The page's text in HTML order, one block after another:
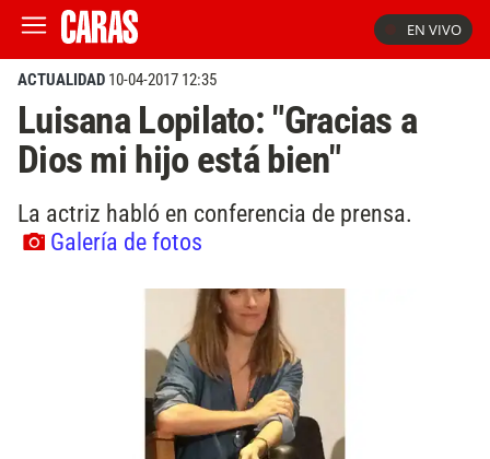
EN VIVO
ACTUALIDAD 10-04-2017 12:35
Luisana Lopilato: "Gracias a
Dios mi hijo está bien"
La actriz habló en conferencia de prensa.
Galería de fotos